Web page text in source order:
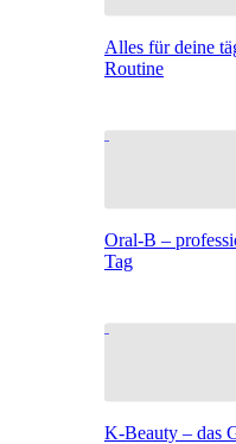
Alles für deine
Routine
Oral-B –
Tag
K-Beauty – das